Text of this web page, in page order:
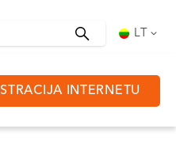
LT
INTERNETU